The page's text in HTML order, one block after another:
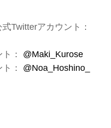
Twitterアカウント：
： @Maki_Kurose
： @Noa_Hoshino_